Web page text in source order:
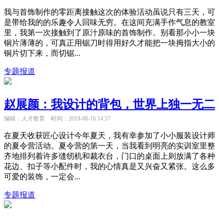
我与首饰制作的零距离接触这次的体验活动虽说只有三天，可
是带给我的的乐趣令人回味无穷。在这间充满手作气息的教室
里，我第一次接触到了原汁原味的首饰制作。别看那小小一块
铜片薄薄的，可真正用锯刀时得用好久才能把一块拇指大小的
铜片切下来，而切锯...
专题报道
赵展颜：我设计的背包，世界上独一无二
编辑：人才教育 时间：2019-08-16 14:57
在夏天收获匠心设计今年夏天，我有幸参加了小小服装设计师
的夏令营活动。夏令营的第一天，当我看到明亮的实训室里整
齐地排列着许多缝纫机和裁衣台，门口的桌面上则放满了各种
花边、扣子等小配件时，我的心情真是又兴奋又紧张。这么多
可爱的装饰，一定会...
专题报道